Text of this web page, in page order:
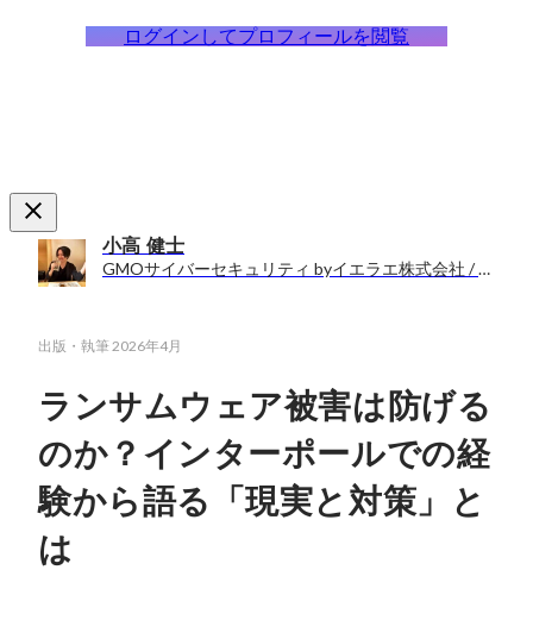
ログインしてプロフィールを閲覧
小高 健士
GMOサイバーセキュリティ byイエラエ株式会社 / 人事
出版・執筆2026年4月
ランサムウェア被害は防げる
のか？インターポールでの経
験から語る「現実と対策」と
は